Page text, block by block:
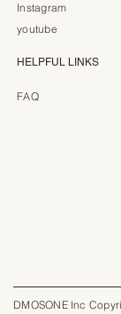
Instagram
youtube
HELPFUL LINKS
FAQ
DMOSONE Inc